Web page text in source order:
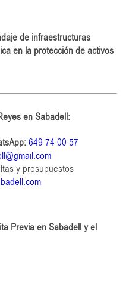
de infraestructuras
en la protección de activos
en Sabadell:
649 74 00 57
y presupuestos
Previa en Sabadell y el